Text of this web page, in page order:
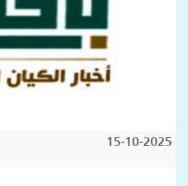
15-10-2025